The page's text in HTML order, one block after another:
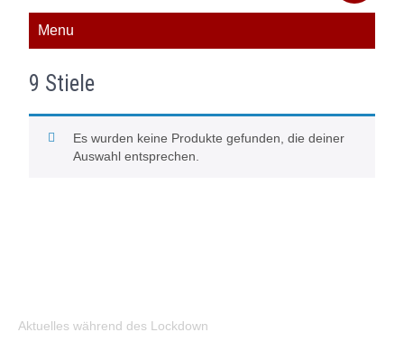
Menu
9 Stiele
Es wurden keine Produkte gefunden, die deiner
Auswahl entsprechen.
Aktuelles während des Lockdown